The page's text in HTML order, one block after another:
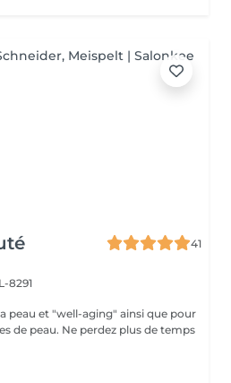
41
8291
"well-aging" ainsi que pour
plus de temps